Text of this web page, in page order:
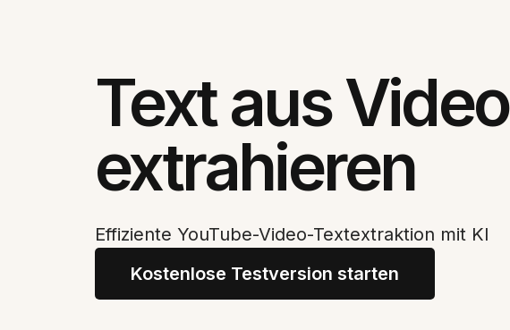
Text aus Video
extrahieren
Effiziente YouTube-Video-Textextraktion mit KI
Kostenlose Testversion starten